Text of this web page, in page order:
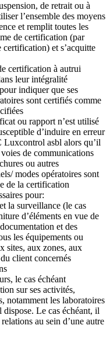
de retrait ou à
l’ensemble des moyens
et remplit toutes les
de certification (par
et s’acquitte
certification à autrui
leur intégralité
indiquer que ses
sont certifiés comme
ou rapport n’est utilisé
d’induire en erreur
Luxcontrol asbl alors qu’il
de communications
ou autres
modes opératoires sont
de la certification
pour:
la surveillance (le cas
d’éléments en vue de
et des
les équipements ou
sites, aux zones, aux
client concernés
le cas échéant
sur ses activités,
notamment les laboratoires
dispose. Le cas échéant, il
au sein d’une autre